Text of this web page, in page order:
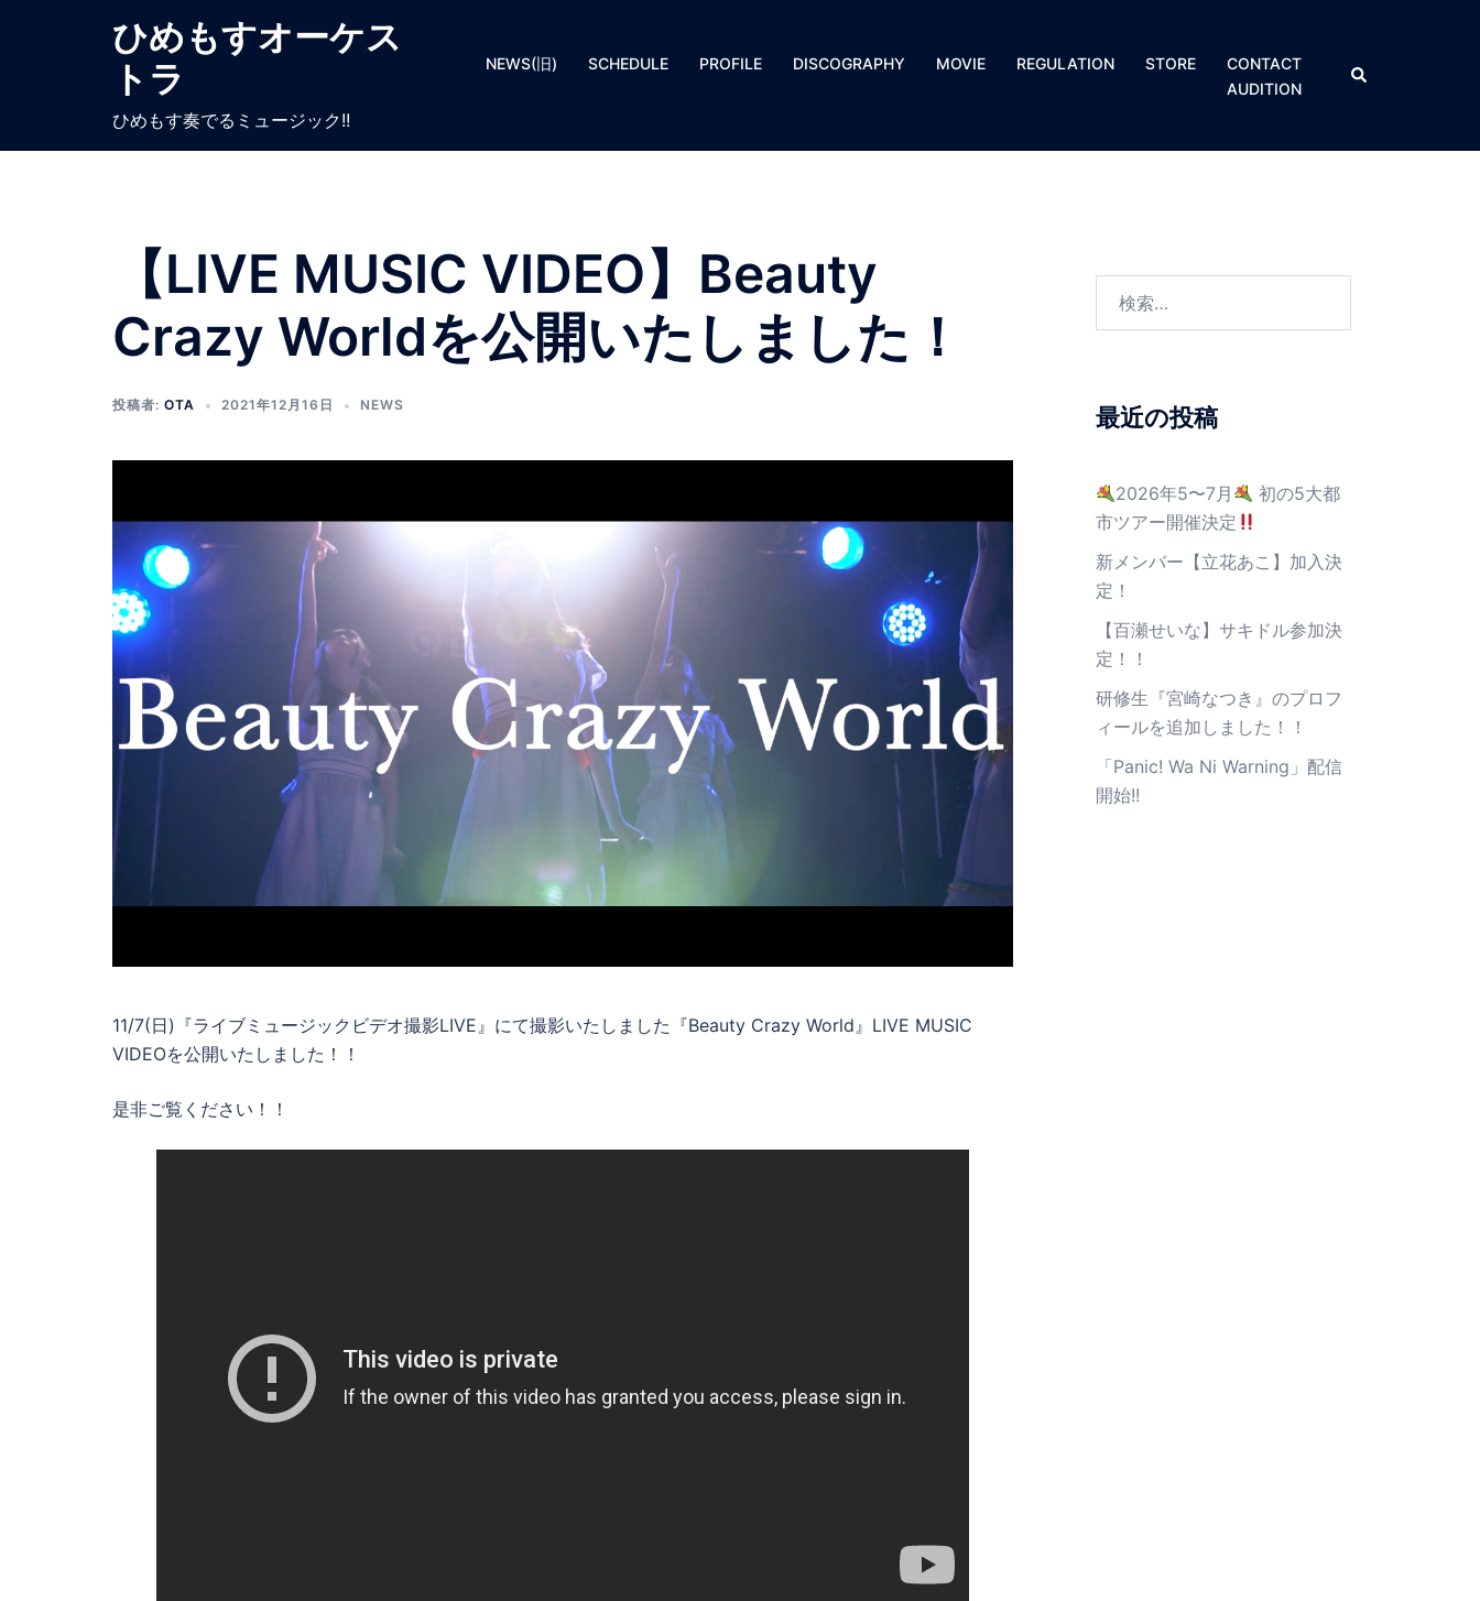
ひめもすオーケス
トラ
ひめもす奏でるミュージック!!
NEWS(旧) SCHEDULE PROFILE DISCOGRAPHY MOVIE REGULATION​ STORE
CONTACT
AUDITION
【LIVE MUSIC VIDEO】Beauty
Crazy Worldを公開いたしました！
投稿者: OTA 2021年12月16日 NEWS
11/7(日)『ライブミュージックビデオ撮影LIVE』にて撮影いたしました『Beauty Crazy World』LIVE MUSIC
VIDEOを公開いたしました！！
是非ご覧ください！！
最近の投稿
2026年5〜7月
初の5大都
市ツアー開催決定
新メンバー【立花あこ】加入決
定！
【百瀬せいな】サキドル参加決
定！！
研修生『宮崎なつき』のプロフ
ィールを追加しました！！
「Panic! Wa Ni Warning」配信
開始!!